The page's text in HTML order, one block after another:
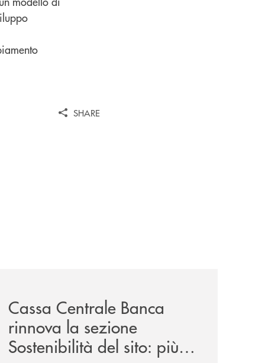
SHARE
Cassa Centrale Banca
rinnova la sezione
Sostenibilità del sito: più